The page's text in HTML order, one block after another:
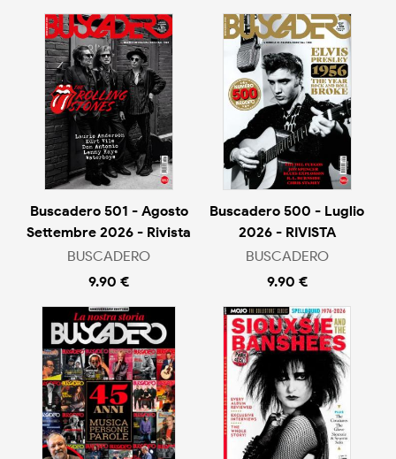
Buscadero 501 - Agosto
Settembre 2026 - Rivista
BUSCADERO
9.90 €
Buscadero 500 - Luglio
2026 - RIVISTA
BUSCADERO
9.90 €